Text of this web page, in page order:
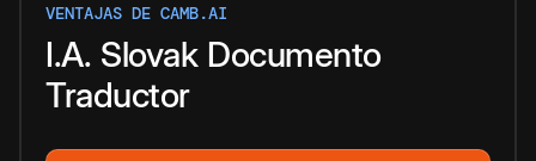
VENTAJAS DE CAMB.AI
I.A. Slovak Documento
Traductor